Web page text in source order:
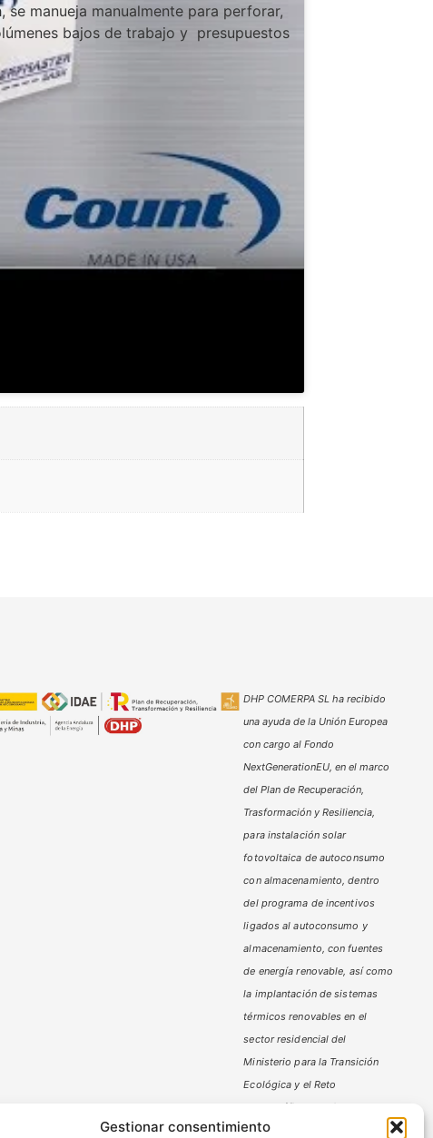
Gestionar consentimiento
se manueja manualmente para perforar,
bajos de trabajo y presupuestos
DHP COMERPA SL ha recibido
una ayuda de la Unión Europea
con cargo al Fondo
NextGenerationEU, en el marco
del Plan de Recuperación,
Trasformación y Resiliencia,
para instalación solar
fotovoltaica de autoconsumo
con almacenamiento, dentro
del programa de incentivos
ligados al autoconsumo y
almacenamiento, con fuentes
de energía renovable, así como
la implantación de sistemas
térmicos renovables en el
sector residencial del
Ministerio para la Transición
Ecológica y el Reto
Demográfico,
gestionado por
la Junta de Andalucía, a través